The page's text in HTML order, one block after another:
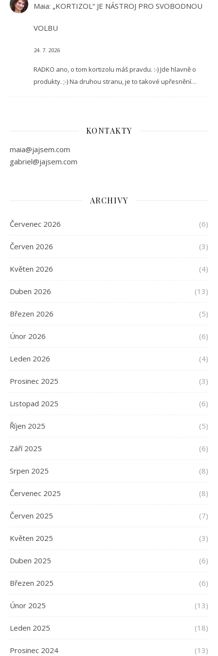
Maia: „KORTIZOL“ JE NÁSTROJ PRO SVOBODNOU
VOLBU
24. 7. 2026
RADKO ano, o tom kortizolu máš pravdu. :-) Jde hlavně o
produkty. ;-) Na druhou stranu, je to takové upřesnění…
KONTAKTY
maia@jajsem.com
gabriel@jajsem.com
ARCHIVY
Červenec 2026 (6)
Červen 2026 (3)
Květen 2026 (4)
Duben 2026 (13)
Březen 2026 (5)
Únor 2026 (6)
Leden 2026 (4)
Prosinec 2025 (3)
Listopad 2025 (6)
Říjen 2025 (5)
Září 2025 (6)
Srpen 2025 (8)
Červenec 2025 (8)
Červen 2025 (7)
Květen 2025 (3)
Duben 2025 (6)
Březen 2025 (6)
Únor 2025 (13)
Leden 2025 (18)
Prosinec 2024 (13)